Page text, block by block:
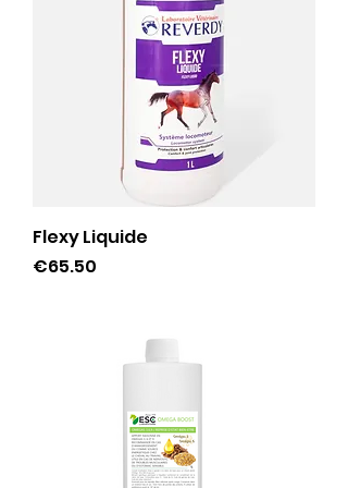
Flexy Liquide
Price
€65.50